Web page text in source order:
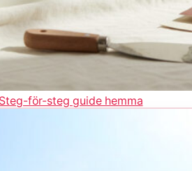
för-steg guide hemma